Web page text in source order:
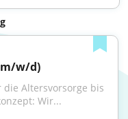
w/d)
Altersvorsorge bis
Wir...